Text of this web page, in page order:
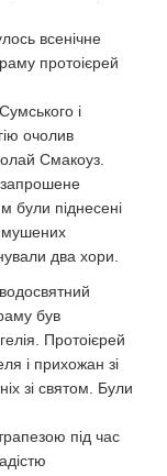
всенічне
протоієрей
і
очолив
Смакоуз.
були піднесені
два хори.
був
Протоієрей
і прихожан зі
зі святом. Були
під час